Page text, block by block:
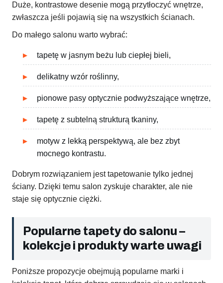
Duże, kontrastowe desenie mogą przytłoczyć wnętrze,
zwłaszcza jeśli pojawią się na wszystkich ścianach.
Do małego salonu warto wybrać:
tapetę w jasnym beżu lub ciepłej bieli,
delikatny wzór roślinny,
pionowe pasy optycznie podwyższające wnętrze,
tapetę z subtelną strukturą tkaniny,
motyw z lekką perspektywą, ale bez zbyt
mocnego kontrastu.
Dobrym rozwiązaniem jest tapetowanie tylko jednej
ściany. Dzięki temu salon zyskuje charakter, ale nie
staje się optycznie ciężki.
Popularne tapety do salonu –
kolekcje i produkty warte uwagi
Poniższe propozycje obejmują popularne marki i